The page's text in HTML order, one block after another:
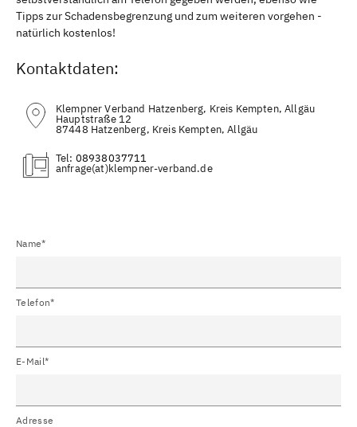
Tipps zur Schadensbegrenzung und zum weiteren vorgehen -
natürlich kostenlos!
Kontaktdaten:
Klempner Verband Hatzenberg, Kreis Kempten, Allgäu
Hauptstraße 12
87448 Hatzenberg, Kreis Kempten, Allgäu
Tel: 08938037711
(at)
Name*
Telefon*
E-Mail*
Adresse